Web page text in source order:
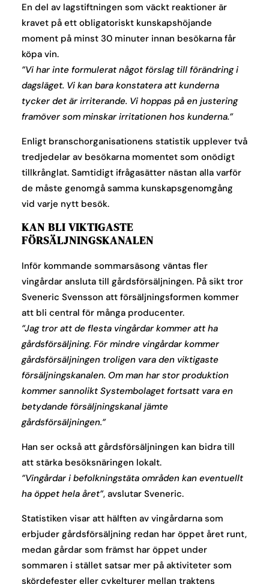
En del av lagstiftningen som väckt reaktioner är
kravet på ett obligatoriskt kunskapshöjande
moment på minst 30 minuter innan besökarna får
köpa vin.
”Vi har inte formulerat något förslag till förändring i
dagsläget. Vi kan bara konstatera att kunderna
tycker det är irriterande. Vi hoppas på en justering
framöver som minskar irritationen hos kunderna.”
Enligt branschorganisationens statistik upplever två
tredjedelar av besökarna momentet som onödigt
tillkrånglat. Samtidigt ifrågasätter nästan alla varför
de måste genomgå samma kunskapsgenomgång
vid varje nytt besök.
KAN BLI VIKTIGASTE
FÖRSÄLJNINGSKANALEN
Inför kommande sommarsäsong väntas fler
vingårdar ansluta till gårdsförsäljningen. På sikt tror
Sveneric Svensson att försäljningsformen kommer
att bli central för många producenter.
”Jag tror att de flesta vingårdar kommer att ha
gårdsförsäljning. För mindre vingårdar kommer
gårdsförsäljningen troligen vara den viktigaste
försäljningskanalen. Om man har stor produktion
kommer sannolikt Systembolaget fortsatt vara en
betydande försäljningskanal jämte
gårdsförsäljningen.”
Han ser också att gårdsförsäljningen kan bidra till
att stärka besöksnäringen lokalt.
”Vingårdar i befolkningstäta områden kan eventuellt
ha öppet hela året”, avslutar Sveneric.
Statistiken visar att hälften av vingårdarna som
erbjuder gårdsförsäljning redan har öppet året runt,
medan gårdar som främst har öppet under
sommaren i stället satsar mer på aktiviteter som
skördefester eller cykelturer mellan traktens